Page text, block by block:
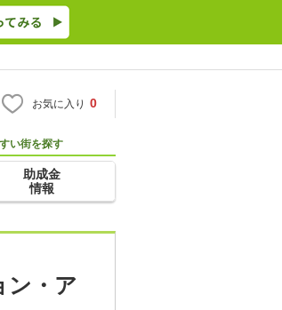
お気に入り 0
い街を探す
助成金
情報
ン・ア